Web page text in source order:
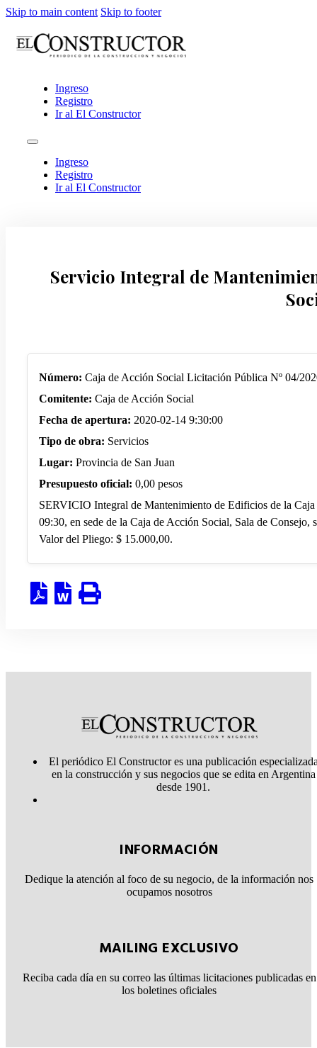
Skip to main content Skip to footer
Ingreso
Registro
Ir al El Constructor
Ingreso
Registro
Ir al El Constructor
Servicio Integral de
Número: Caja de Acción Social Licitación Pública Nº 04/
Comitente: Caja de Acción Social
Fecha de apertura: 2020-02-14 9:30:00
Tipo de obra: Servicios
Lugar: Provincia de San Juan
Presupuesto oficial: 0,00 pesos
SERVICIO Integral de Mantenimiento de Edificios de la
09:30, en sede de la Caja de Acción Social, Sala de Consejo,
Valor del Pliego: $ 15.000,00.
El periódico El Constructor es una publicación
en la construcción y sus negocios que se edita en Argentina
desde 1901.
INFORMACIÓN
Dedique la atención al foco de su negocio, de la información nos
ocupamos nosotros
MAILING EXCLUSIVO
Reciba cada día en su correo las últimas licitaciones publicadas en
los boletines oficiales